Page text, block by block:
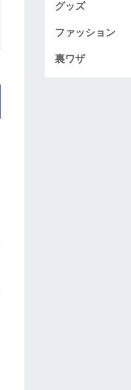
グッズ
ファッション
裏ワザ